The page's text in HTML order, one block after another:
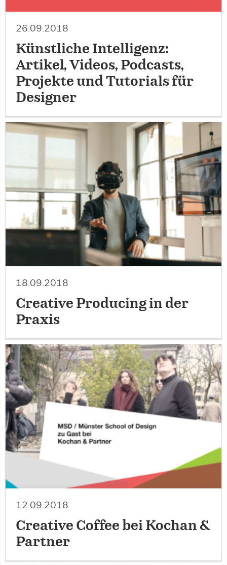
26.09.2018
Künstliche Intelligenz:
Artikel, Videos, Podcasts,
Projekte und Tutorials für
Designer
18.09.2018
Creative Producing in der
Praxis
12.09.2018
Creative Coffee bei Kochan &
Partner